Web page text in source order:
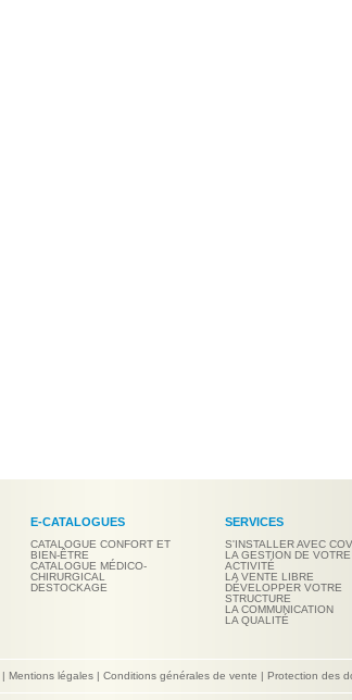
E-CATALOGUES
CATALOGUE CONFORT ET
BIEN-ÊTRE
CATALOGUE MÉDICO-
CHIRURGICAL
DESTOCKAGE
SERVICES
S'INSTALLER AVEC
LA GESTION DE VOTRE
ACTIVITÉ
LA VENTE LIBRE
DÉVELOPPER VOTRE
STRUCTURE
LA COMMUNICATION
LA QUALITÉ
| Mentions légales | Conditions générales de vente | Protection des